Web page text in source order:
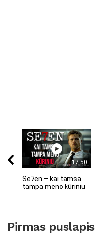
17:50
Se7en – kai tamsa
tampa meno kūriniu
Pirmas puslapis